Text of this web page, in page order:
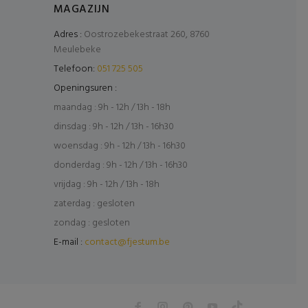
MAGAZIJN
Adres : Oostrozebekestraat 260, 8760
Meulebeke
Telefoon: 051 725 505
Openingsuren :
maandag : 9h - 12h / 13h - 18h
dinsdag : 9h - 12h / 13h - 16h30
woensdag : 9h - 12h / 13h - 16h30
donderdag : 9h - 12h / 13h - 16h30
vrijdag : 9h - 12h / 13h - 18h
zaterdag : gesloten
zondag : gesloten
E-mail : contact@fjestum.be